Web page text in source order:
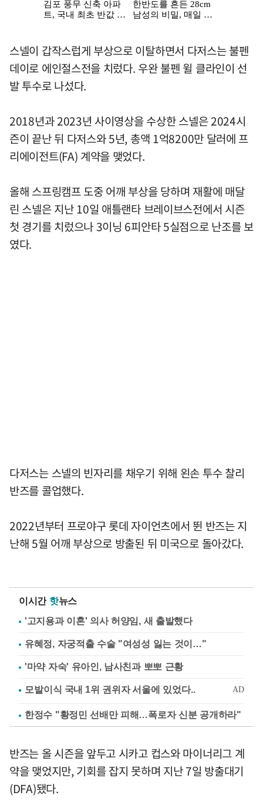
스넬이 갑작스럽게 부상으로 이탈하면서 다저스는 불펜
데이로 에인절스전을 치렀다. 우완 불펜 윌 클라인이 선
발 투수로 나섰다.
2018년과 2023년 사이영상을 수상한 스넬은 2024시
즌이 끝난 뒤 다저스와 5년, 총액 1억8200만 달러에 프
리에이전트(FA) 계약을 맺었다.
올해 스프링캠프 도중 어깨 부상을 당하며 재활에 매달
린 스넬은 지난 10일 애틀랜타 브레이브스전에서 시즌
첫 경기를 치렀으나 3이닝 6피안타 5실점으로 난조를 보
였다.
다저스는 스넬의 빈자리를 채우기 위해 왼손 투수 찰리
반즈를 콜업했다.
2022년부터 프로야구 롯데 자이언츠에서 뛴 반즈는 지
난해 5월 어깨 부상으로 방출된 뒤 미국으로 돌아갔다.
이시간 핫뉴스
'고지용과 이혼' 의사 허양임, 새 출발했다
유혜정, 자궁적출 수술 "여성성 잃는 것이…"
'마약 자숙' 유아인, 남사친과 뽀뽀 근황
한정수 "황정민 선배만 피해…폭로자 신분 공개하라"
반즈는 올 시즌을 앞두고 시카고 컵스와 마이너리그 계
약을 맺었지만, 기회를 잡지 못하며 지난 7일 방출대기
(DFA)됐다.